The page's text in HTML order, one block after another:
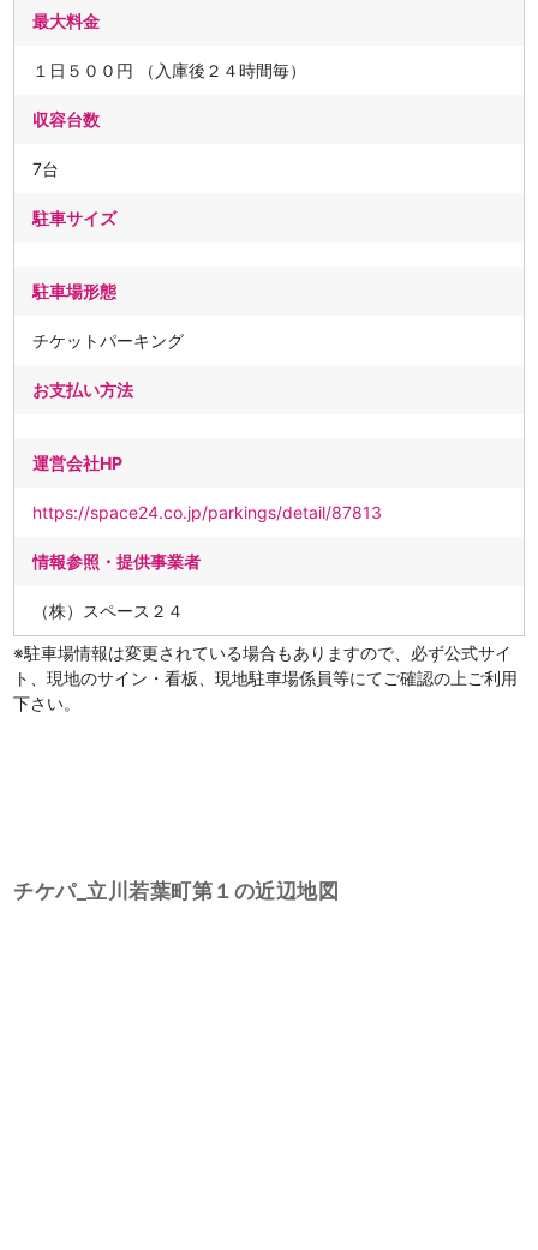
最大料金
１日５００円 （入庫後２４時間毎）
収容台数
7台
駐車サイズ
駐車場形態
チケットパーキング
お支払い方法
運営会社HP
https://space24.co.jp/parkings/detail/87813
情報参照・提供事業者
（株）スペース２４
※駐車場情報は変更されている場合もありますので、必ず公式サイ
ト、現地のサイン・看板、現地駐車場係員等にてご確認の上ご利用
下さい。
チケパ_立川若葉町第１の近辺地図